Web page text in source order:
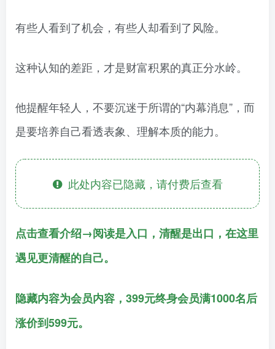
有些人看到了机会，有些人却看到了风险。
这种认知的差距，才是财富积累的真正分水岭。
他提醒年轻人，不要沉迷于所谓的“内幕消息”，而
是要培养自己看透表象、理解本质的能力。
此处内容已隐藏，请付费后查看
点击查看介绍→阅读是入口，清醒是出口，在这里
遇见更清醒的自己。
隐藏内容为会员内容，399元终身会员满1000名后
涨价到599元。